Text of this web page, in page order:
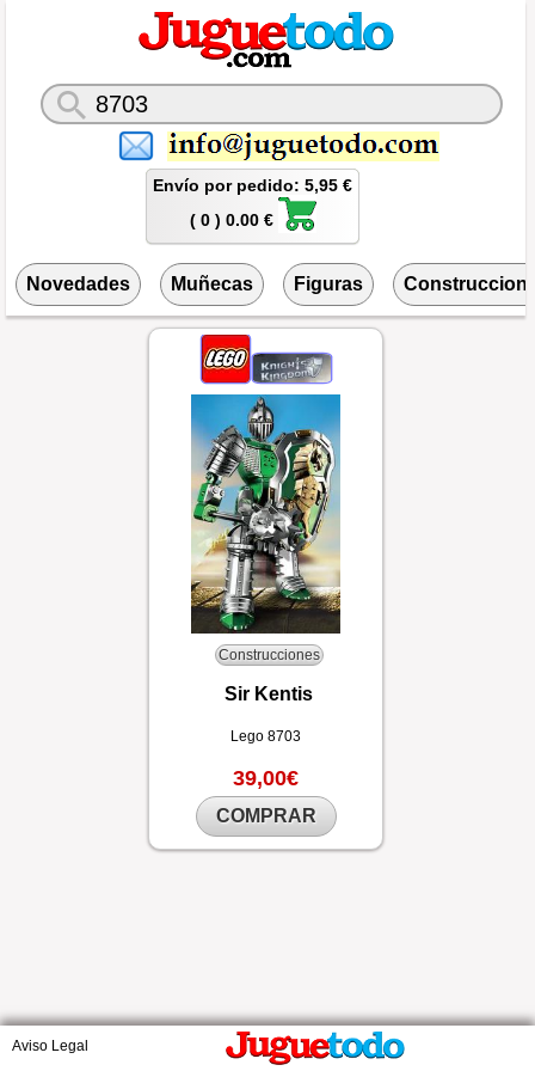
Envío por pedido: 5,95 €
( 0 ) 0.00 €
Novedades Muñecas Figuras
Construcciones
Sir Kentis
Lego 8703
39,00€
COMPRAR
Aviso Legal